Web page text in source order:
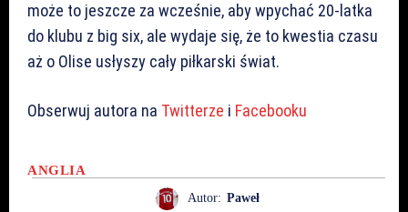
może to jeszcze za wcześnie, aby wpychać 20-latka
do klubu z big six, ale wydaje się, że to kwestia czasu
aż o Olise usłyszy cały piłkarski świat.
Obserwuj autora na Twitterze i Facebooku
ANGLIA
Autor: Paweł